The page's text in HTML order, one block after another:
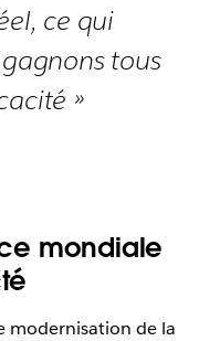
ce qui
tous
»
mondiale
modernisation de la